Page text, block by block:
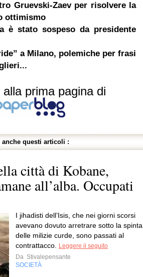
Gruevski-Zaev per risolvere la
ottimismo
è stato sospeso da presidente
a Milano, polemiche per frasi
alla prima pagina di
questi articoli :
città di Kobane,
all’alba. Occupati
I jihadisti dell’Isis, che nei giorni scorsi
avevano dovuto arretrare sotto la spinta
delle milizie curde, sono passati al
contrattacco.
Leggere il seguito
Da Stivalepensante
SOCIETÀ